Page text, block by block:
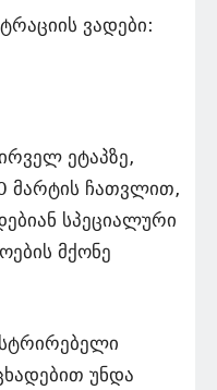
ვადები:
ეტაპზე,
მარტის ჩათვლით,
სპეციალური
მქონე
უნდა